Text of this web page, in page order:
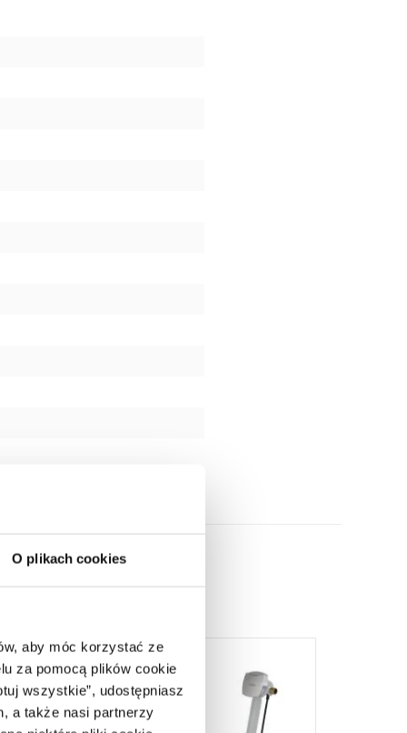
O plikach cookies
aby móc korzystać ze
za pomocą plików cookie
wszystkie”, udostępniasz
a także nasi partnerzy